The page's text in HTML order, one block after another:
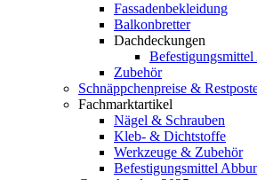
Fassadenbekleidung
Balkonbretter
Dachdeckungen
Zubehör
Schnäppchenpreise &
Fachmarktartikel
Nägel & Schrauben
Kleb- & Dichtstoffe
Werkzeuge & Zubehör
Befestigungsmittel